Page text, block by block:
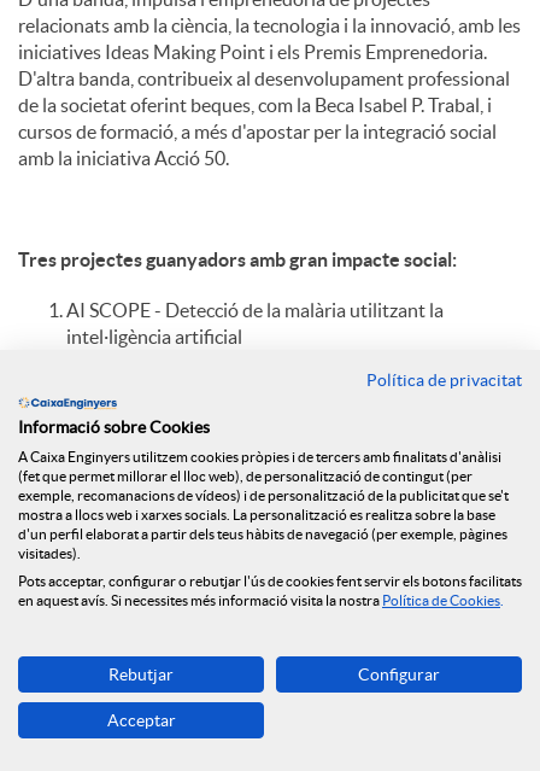
relacionats amb la ciència, la tecnologia i la innovació, amb les
iniciatives Ideas Making Point i els Premis Emprenedoria.
D'altra banda, contribueix al desenvolupament professional
de la societat oferint beques, com la Beca Isabel P. Trabal, i
cursos de formació, a més d'apostar per la integració social
amb la iniciativa Acció 50.
Tres projectes guanyadors amb gran impacte social:
AI SCOPE - Detecció de la malària utilitzant la
intel·ligència artificial
el diagnòstic de la malària en tots els racons del món a
través de l'ús de la intel·ligència artificial i amb una
banda, amb un microscopi que realitza l'observació a
partir d'una fotografia realitzada amb un mòbil i, per
l'altre, conté unsoftwareque usantMachine Learning
visió per a ordinador, localitza els paràsits existents en
aquesta prova (a través de la fotografia).
Nabla Thermoelectrics, una spin-off de la Universitat
de Girona, està llançant al mercat
bioThERS(biomass
Thermoelectric Energy Recovery System), un equip
capaç de generar electricitat a partir del foc. Aquesta
Política de privacitat
Informació sobre Cookies
A Caixa Enginyers utilitzem cookies pròpies i de tercers amb finalitats d'anàlisi
(fet que permet millorar el lloc web), de personalització de contingut (per
exemple, recomanacions de vídeos) i de personalització de la publicitat que se't
mostra a llocs web i xarxes socials. La personalització es realitza sobre la base
d'un perfil elaborat a partir dels teus hàbits de navegació (per exemple, pàgines
visitades).
Pots acceptar, configurar o rebutjar l'ús de cookies fent servir els botons facilitats
en aquest avís. Si necessites més informació visita la nostra Política de Cookies
Rebutjar Configurar
Acceptar